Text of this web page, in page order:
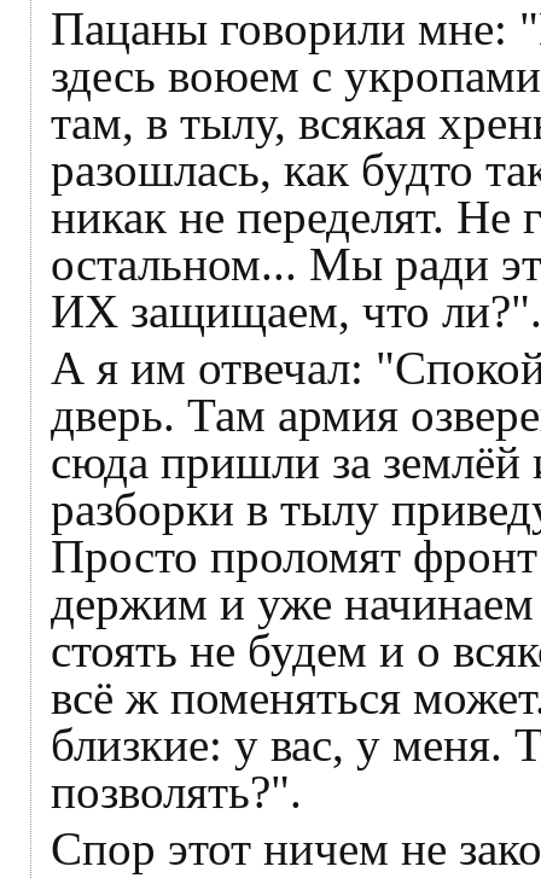
Пацаны говорили мне:
здесь воюем с
там, в тылу, всякая
разошлась, как будто
никак не переделят. Не
остальном... Мы ради
ИХ защищаем, что ли?".
А я им отвечал:
дверь. Там армия
сюда пришли за
разборки в тылу
Просто проломят
держим и уже
стоять не будем и о
всё ж поменяться
близкие: у вас, у меня.
позволять?".
Спор этот ничем не